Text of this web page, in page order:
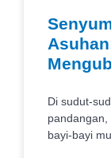
Di sudut-
bayi-bayi